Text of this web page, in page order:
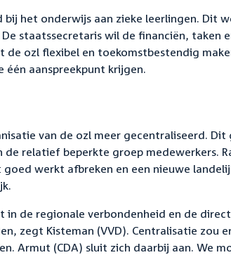
bij het onderwijs aan zieke leerlingen. Dit
staatssecretaris wil de financiën, taken
de ozl flexibel en toekomstbestendig
één aanspreekpunt krijgen.
van de ozl meer gecentraliseerd.
de relatief beperkte groep medewerkers.
werkt afbreken en een nieuwe
in de regionale verbondenheid en de
zegt Kisteman (VVD). Centralisatie zou
Armut (CDA) sluit zich daarbij aan. We